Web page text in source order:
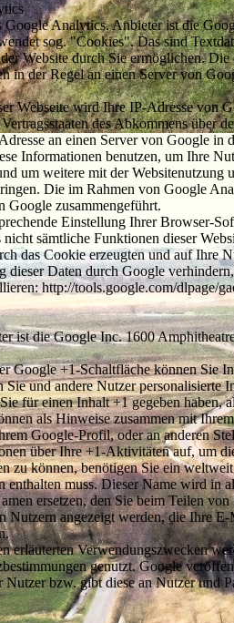
Analytics. Anbieter ist die
sog. "Cookies". Das sind
Website durch Sie ermöglichen.
in der Regel an einen Server von
Webseite wird Ihre IP-Adresse von
des Abkommens über
an einen Server von Google in
Informationen benutzen, um Ihre
um weitere mit der Websitenutzung
Die im Rahmen von Google
Google zusammengeführt.
Einstellung Ihrer Browser-
sämtliche Funktionen dieser
das Cookie erzeugten und auf Ihre
Daten durch Google
http://tools.google.com/dlpage/
ist die Google Inc. 1600
Google +1-Schaltfläche können Sie
und andere Nutzer personalisierte
für einen Inhalt +1 gegeben haben,
als Hinweise zusammen mit
Google-Profil, oder an anderen
über Ihre +1-Aktivitäten auf, um
zu können, benötigen Sie ein
muss. Dieser Name wird in
ersetzen, den Sie beim Teilen
angezeigt werden, die Ihre
erläuterten Verwendungszwecken
genutzt. Google
bzw. gibt diese an Nutzer und